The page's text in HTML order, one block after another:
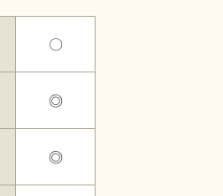
〇
◎
◎